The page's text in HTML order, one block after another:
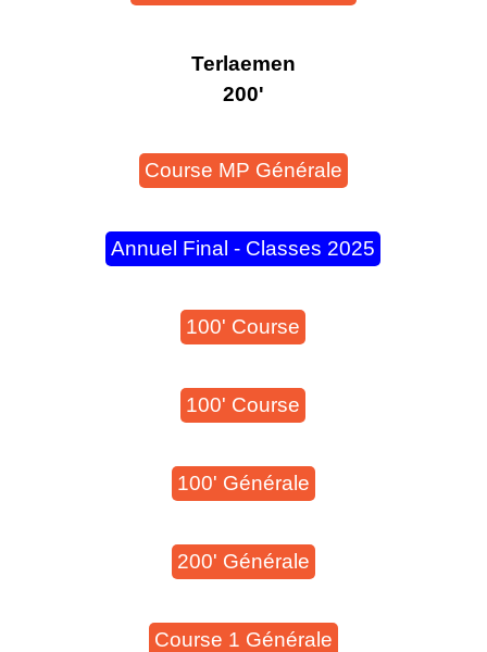
Terlaemen
200'
Course MP Générale
Annuel Final - Classes 2025
100' Course
100' Course
100' Générale
200' Générale
Course 1 Générale